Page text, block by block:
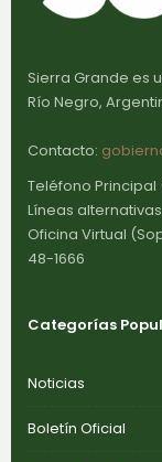
Sierra Grande es
Río Negro,
Contacto:
Teléfono Principal
Líneas
Oficina Virtual
48-1666
Categorías
Noticias
Boletín Oficial